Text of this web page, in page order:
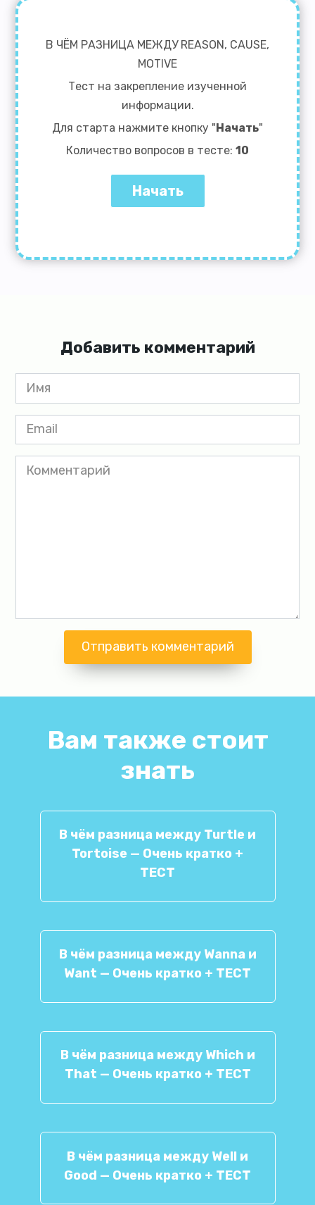
В ЧЁМ РАЗНИЦА МЕЖДУ REASON, CAUSE,
MOTIVE
Тест на закрепление изученной
информации.
Для старта нажмите кнопку "Начать"
Количество вопросов в тесте: 10
Добавить комментарий
Имя
*
Email
*
Комментарий
Вам также стоит
знать
В чём разница между Turtle и
Tortoise — Очень кратко +
ТЕСТ
В чём разница между Wanna и
Want — Очень кратко + ТЕСТ
В чём разница между Which и
That — Очень кратко + ТЕСТ
В чём разница между Well и
Good — Очень кратко + ТЕСТ